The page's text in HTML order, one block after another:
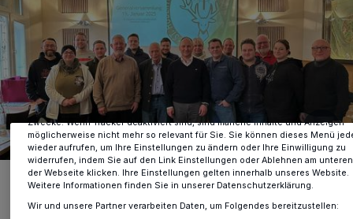
Generalversammlung der St. Hubertus Schützenbruderschaft
Unterbach.
Foto: St. Hubertus Schützenbruderschaft Unterbach
Wir und unsere 218
-Partner speichern und greifen auf personenbezogene
wie Browserdaten oder eindeutige Kennungen auf Ihrem Gerät zu. Durch
von OK aktivieren Sie Tracking-Technologien für die unter „Wir und unsere
Partner verarbeiten Daten, um Ihnen Dienste bereitzustellen“ aufgeführten
Zwecke. Wenn Tracker deaktiviert sind, sind manche Inhalte und Anzeigen
möglicherweise nicht mehr so relevant für Sie. Sie können dieses Menü
wieder aufrufen, um Ihre Einstellungen zu ändern oder Ihre Einwilligung zu
widerrufen, indem Sie auf den Link Einstellungen oder Ablehnen am unteren
der Webseite klicken. Ihre Einstellungen gelten innerhalb unseres Website.
Weitere Informationen finden Sie in unserer Datenschutzerklärung.
Wir und unsere Partner verarbeiten Daten, um Folgendes bereitzustellen: